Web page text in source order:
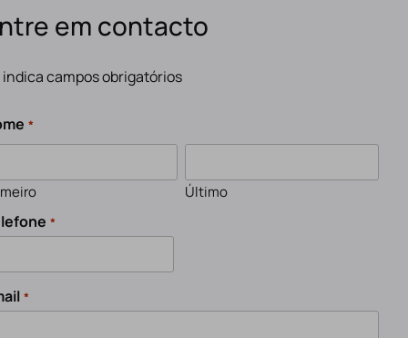
em contacto
indica campos obrigatórios
*
Último
*
*